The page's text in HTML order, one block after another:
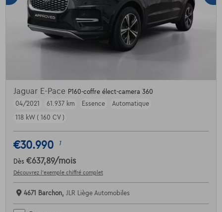
Jaguar E-Pace P160-coffre élect-camera 360
04/2021
61.937 km Essence
Automatique
118 kW ( 160 CV )
€30.990 1
Dès €637,89/mois
Découvrez l’exemple chiffré complet
4671 Barchon, JLR Liège Automobiles